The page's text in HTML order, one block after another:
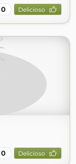
0 Delicioso
0 Delicioso